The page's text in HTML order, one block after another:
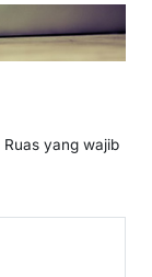
Ruas yang wajib